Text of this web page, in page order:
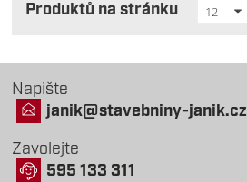
Produktů na stránku 12
Napište
janik@stavebniny-janik.cz
Zavolejte
595 133 311